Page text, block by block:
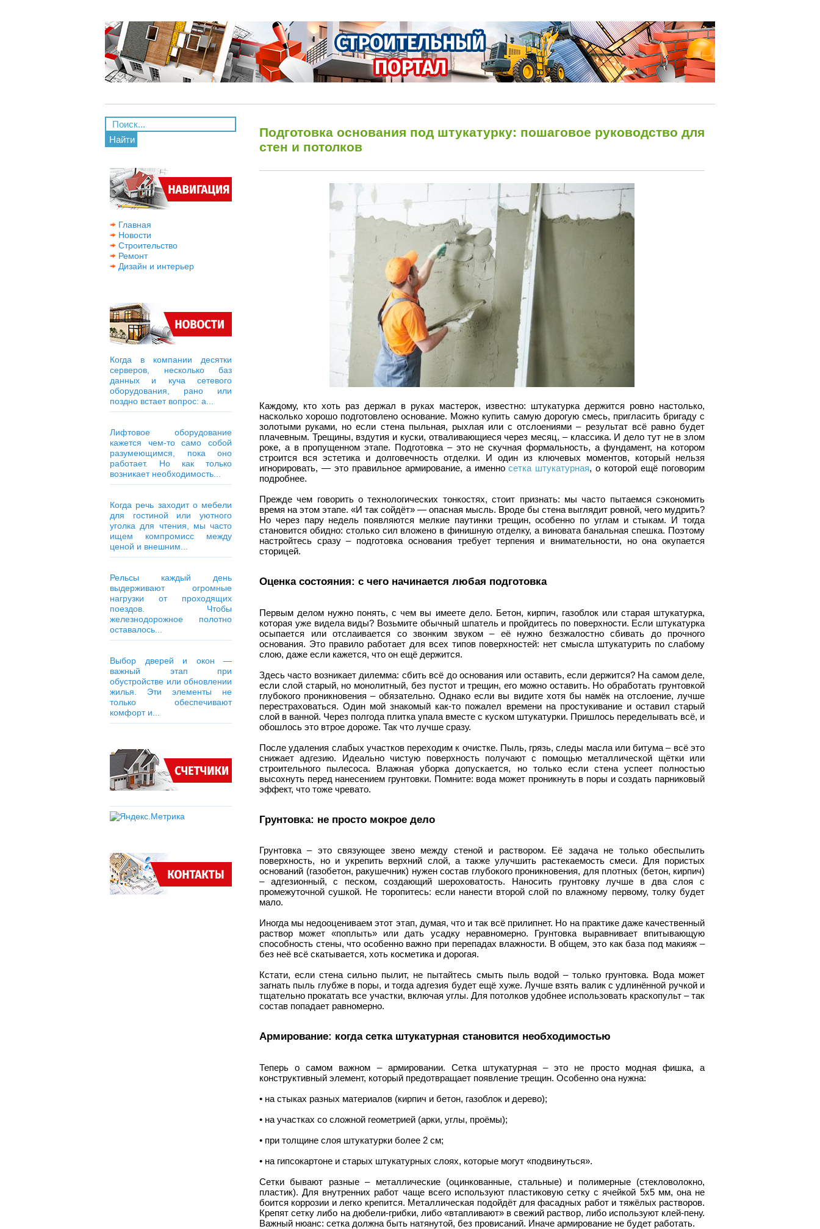
Найти
Главная
Новости
Строительство
Ремонт
Дизайн и интерьер
Когда в компании десятки
серверов, несколько баз
данных и куча сетевого
оборудования, рано или
поздно встает вопрос: а...
Лифтовое оборудование
кажется чем-то само собой
разумеющимся, пока оно
работает. Но как только
возникает необходимость...
Когда речь заходит о мебели
для гостиной или уютного
уголка для чтения, мы часто
ищем компромисс между
ценой и внешним...
Рельсы каждый день
выдерживают огромные
нагрузки от проходящих
поездов. Чтобы
железнодорожное полотно
оставалось...
Выбор дверей и окон —
важный этап при
обустройстве или обновлении
жилья. Эти элементы не
только обеспечивают
комфорт и...
Подготовка основания под штукатурку: пошаговое руководство для
стен и потолков
Каждому, кто хоть раз держал в руках мастерок, известно: штукатурка держится ровно настолько,
насколько хорошо подготовлено основание. Можно купить самую дорогую смесь, пригласить бригаду с
золотыми руками, но если стена пыльная, рыхлая или с отслоениями – результат всё равно будет
плачевным. Трещины, вздутия и куски, отваливающиеся через месяц, – классика. И дело тут не в злом
роке, а в пропущенном этапе. Подготовка – это не скучная формальность, а фундамент, на котором
строится вся эстетика и долговечность отделки. И один из ключевых моментов, который нельзя
игнорировать, — это правильное армирование, а именносетка штукатурная, о которой ещё поговорим
подробнее.
Прежде чем говорить о технологических тонкостях, стоит признать: мы часто пытаемся сэкономить
время на этом этапе. «И так сойдёт» — опасная мысль. Вроде бы стена выглядит ровной, чего мудрить?
Но через пару недель появляются мелкие паутинки трещин, особенно по углам и стыкам. И тогда
становится обидно: столько сил вложено в финишную отделку, а виновата банальная спешка. Поэтому
настройтесь сразу – подготовка основания требует терпения и внимательности, но она окупается
сторицей.
Оценка состояния: с чего начинается любая подготовка
Первым делом нужно понять, с чем вы имеете дело. Бетон, кирпич, газоблок или старая штукатурка,
которая уже видела виды? Возьмите обычный шпатель и пройдитесь по поверхности. Если штукатурка
осыпается или отслаивается со звонким звуком – её нужно безжалостно сбивать до прочного
основания. Это правило работает для всех типов поверхностей: нет смысла штукатурить по слабому
слою, даже если кажется, что он ещё держится.
Здесь часто возникает дилемма: сбить всё до основания или оставить, если держится? На самом деле,
если слой старый, но монолитный, без пустот и трещин, его можно оставить. Но обработать грунтовкой
глубокого проникновения – обязательно. Однако если вы видите хотя бы намёк на отслоение, лучше
перестраховаться. Один мой знакомый как-то пожалел времени на простукивание и оставил старый
слой в ванной. Через полгода плитка упала вместе с куском штукатурки. Пришлось переделывать всё, и
обошлось это втрое дороже. Так что лучше сразу.
После удаления слабых участков переходим к очистке. Пыль, грязь, следы масла или битума – всё это
снижает адгезию. Идеально чистую поверхность получают с помощью металлической щётки или
строительного пылесоса. Влажная уборка допускается, но только если стена успеет полностью
высохнуть перед нанесением грунтовки. Помните: вода может проникнуть в поры и создать парниковый
эффект, что тоже чревато.
Грунтовка: не просто мокрое дело
Грунтовка – это связующее звено между стеной и раствором. Её задача не только обеспылить
поверхность, но и укрепить верхний слой, а также улучшить растекаемость смеси. Для пористых
оснований (газобетон, ракушечник) нужен состав глубокого проникновения, для плотных (бетон, кирпич)
– адгезионный, с песком, создающий шероховатость. Наносить грунтовку лучше в два слоя с
промежуточной сушкой. Не торопитесь: если нанести второй слой по влажному первому, толку будет
мало.
Иногда мы недооцениваем этот этап, думая, что и так всё прилипнет. Но на практике даже качественный
раствор может «поплыть» или дать усадку неравномерно. Грунтовка выравнивает впитывающую
способность стены, что особенно важно при перепадах влажности. В общем, это как база под макияж –
без неё всё скатывается, хоть косметика и дорогая.
Кстати, если стена сильно пылит, не пытайтесь смыть пыль водой – только грунтовка. Вода может
загнать пыль глубже в поры, и тогда адгезия будет ещё хуже. Лучше взять валик с удлинённой ручкой и
тщательно прокатать все участки, включая углы. Для потолков удобнее использовать краскопульт – так
состав попадает равномерно.
Армирование: когда сетка штукатурная становится необходимостью
Теперь о самом важном – армировании. Сетка штукатурная – это не просто модная фишка, а
конструктивный элемент, который предотвращает появление трещин. Особенно она нужна:
• на стыках разных материалов (кирпич и бетон, газоблок и дерево);
• на участках со сложной геометрией (арки, углы, проёмы);
• при толщине слоя штукатурки более 2 см;
• на гипсокартоне и старых штукатурных слоях, которые могут «подвинуться».
Сетки бывают разные – металлические (оцинкованные, стальные) и полимерные (стекловолокно,
пластик). Для внутренних работ чаще всего используют пластиковую сетку с ячейкой 5х5 мм, она не
боится коррозии и легко крепится. Металлическая подойдёт для фасадных работ и тяжёлых растворов.
Крепят сетку либо на дюбели-грибки, либо «втапливают» в свежий раствор, либо используют клей-пену.
Важный нюанс: сетка должна быть натянутой, без провисаний. Иначе армирование не будет работать.